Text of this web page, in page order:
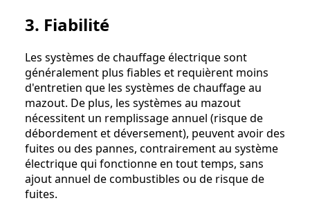
3. Fiabilité
Les systèmes de chauffage électrique sont
généralement plus fiables et requièrent moins
d'entretien que les systèmes de chauffage au
mazout. De plus, les systèmes au mazout
nécessitent un remplissage annuel (risque de
débordement et déversement), peuvent avoir des
fuites ou des pannes, contrairement au système
électrique qui fonctionne en tout temps, sans
ajout annuel de combustibles ou de risque de
fuites.